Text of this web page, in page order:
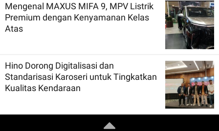
Mengenal MAXUS MIFA 9, MPV Listrik
Premium dengan Kenyamanan Kelas
Atas
Hino Dorong Digitalisasi dan
Standarisasi Karoseri untuk Tingkatkan
Kualitas Kendaraan